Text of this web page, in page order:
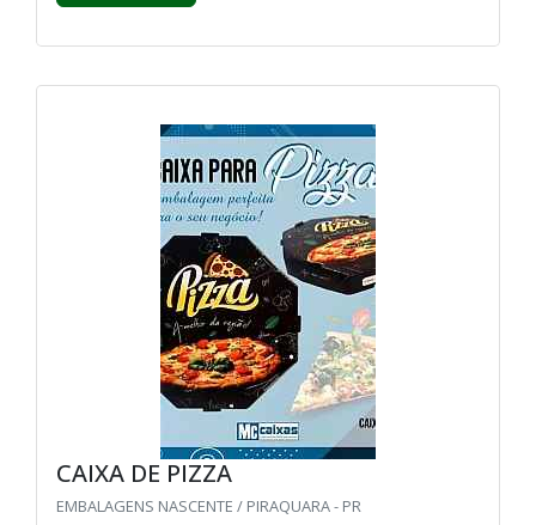
CAIXA DE PIZZA
EMBALAGENS NASCENTE / PIRAQUARA - PR